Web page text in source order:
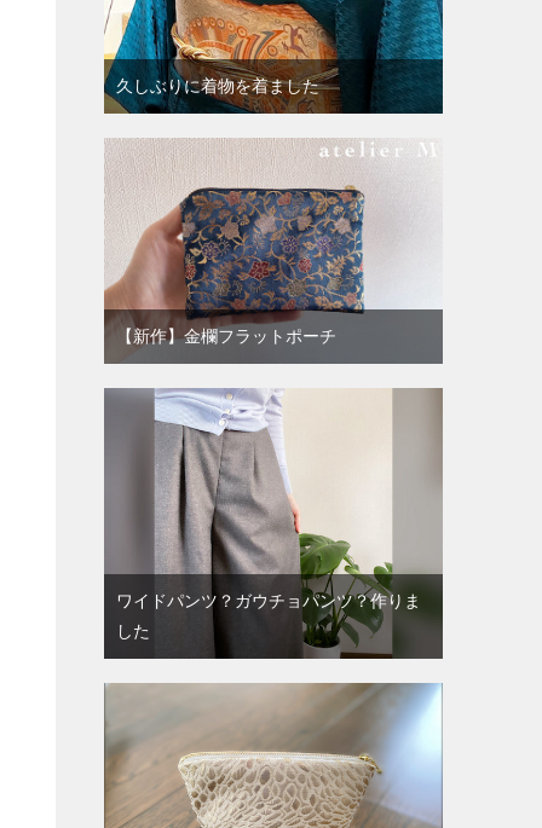
久しぶりに着物を着ました
【新作】金欄フラットポーチ
ワイドパンツ？ガウチョパンツ？作りま
した